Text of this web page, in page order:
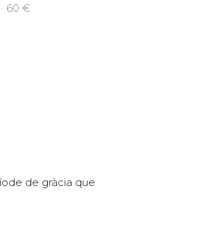
60 €
de gràcia que